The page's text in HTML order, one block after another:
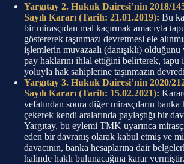
Yargıtay 2. Hukuk Dairesi’nin 2018/
Sayılı Kararı (Tarih: 21.01.2019): Bu
bir mirasçıdan mal kaçırmak amacıyla
göstererek taşınmazı devretmesi ele
işlemlerin muvazaalı (danışıklı) olduğunu
pay haklarını ihlal ettiğini belirterek, tapu
yoluyla hak sahiplerine taşınmazın
Yargıtay 3. Hukuk Dairesi’nin 2020/
Sayılı Kararı (Tarih: 15.02.2021):
vefatından sonra diğer mirasçıların banka
çekerek kendi aralarında paylaştığı bir
Yargıtay, bu eylemi TMK uyarınca
eden bir davranış olarak kabul etmiş ve
davacının, banka hesaplarına dair
halinde haklı bulunacağına karar vermiştir.